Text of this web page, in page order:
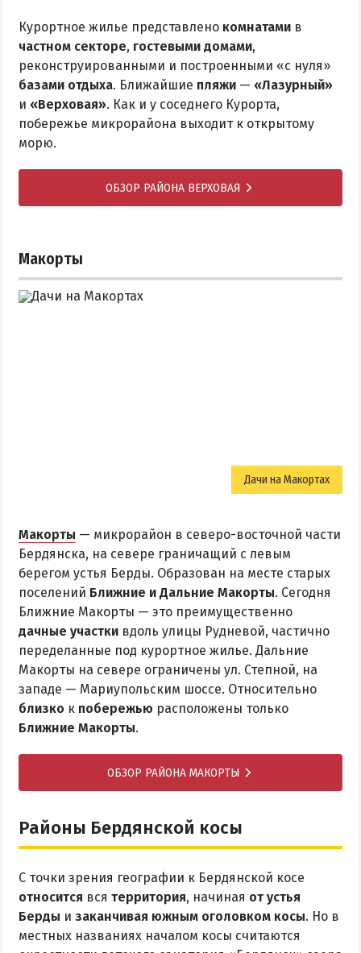
Курортное жилье представлено комнатами в
частном секторе, гостевыми домами,
реконструированными и построенными «с нуля»
базами отдыха. Ближайшие пляжи — «Лазурный»
и «Верховая». Как и у соседнего Курорта,
побережье микрорайона выходит к открытому
морю.
ОБЗОР РАЙОНА ВЕРХОВАЯ
Макорты
Дачи на Макортах
Макорты — микрорайон в северо-восточной части
Бердянска, на севере граничащий с левым
берегом устья Берды. Образован на месте старых
поселений Ближние и Дальние Макорты. Сегодня
Ближние Макорты — это преимущественно
дачные участки вдоль улицы Рудневой, частично
переделанные под курортное жилье. Дальние
Макорты на севере ограничены ул. Степной, на
западе — Мариупольским шоссе. Относительно
близко к побережью расположены только
Ближние Макорты.
ОБЗОР РАЙОНА МАКОРТЫ
Районы Бердянской косы
С точки зрения географии к Бердянской косе
относится вся территория, начиная от устья
Берды и заканчивая южным оголовком косы. Но в
местных названиях началом косы считаются